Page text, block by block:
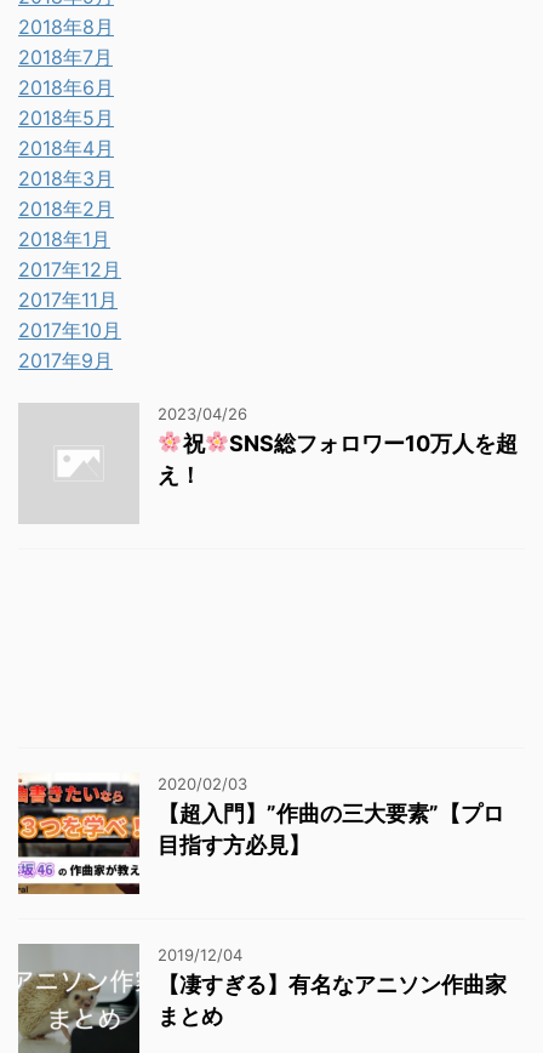
2018年8月
2018年7月
2018年6月
2018年5月
2018年4月
2018年3月
2018年2月
2018年1月
2017年12月
2017年11月
2017年10月
2017年9月
2023/04/26
祝
SNS総フォロワー10万人を超
え！
2020/02/03
【超入門】”作曲の三大要素”【プロ
目指す方必見】
2019/12/04
【凄すぎる】有名なアニソン作曲家
まとめ